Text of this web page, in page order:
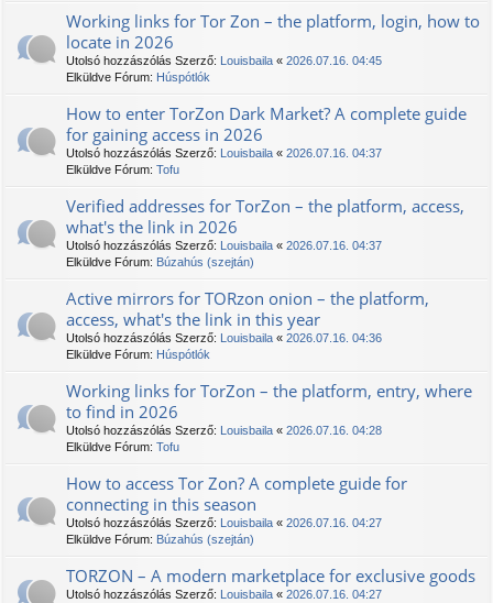
Working links for Tor Zon – the platform, login, how to
locate in 2026
Utolsó hozzászólás Szerző: Louisbaila « 2026.07.16. 04:45
Elküldve Fórum: Húspótlók
How to enter TorZon Dark Market? A complete guide
for gaining access in 2026
Utolsó hozzászólás Szerző: Louisbaila « 2026.07.16. 04:37
Elküldve Fórum: Tofu
Verified addresses for TorZon – the platform, access,
what's the link in 2026
Utolsó hozzászólás Szerző: Louisbaila « 2026.07.16. 04:37
Elküldve Fórum: Búzahús (szejtán)
Active mirrors for TORzon onion – the platform,
access, what's the link in this year
Utolsó hozzászólás Szerző: Louisbaila « 2026.07.16. 04:36
Elküldve Fórum: Húspótlók
Working links for TorZon – the platform, entry, where
to find in 2026
Utolsó hozzászólás Szerző: Louisbaila « 2026.07.16. 04:28
Elküldve Fórum: Tofu
How to access Tor Zon? A complete guide for
connecting in this season
Utolsó hozzászólás Szerző: Louisbaila « 2026.07.16. 04:27
Elküldve Fórum: Búzahús (szejtán)
ТОRZON – A modern marketplace for exclusive goods
Utolsó hozzászólás Szerző: Louisbaila « 2026.07.16. 04:27